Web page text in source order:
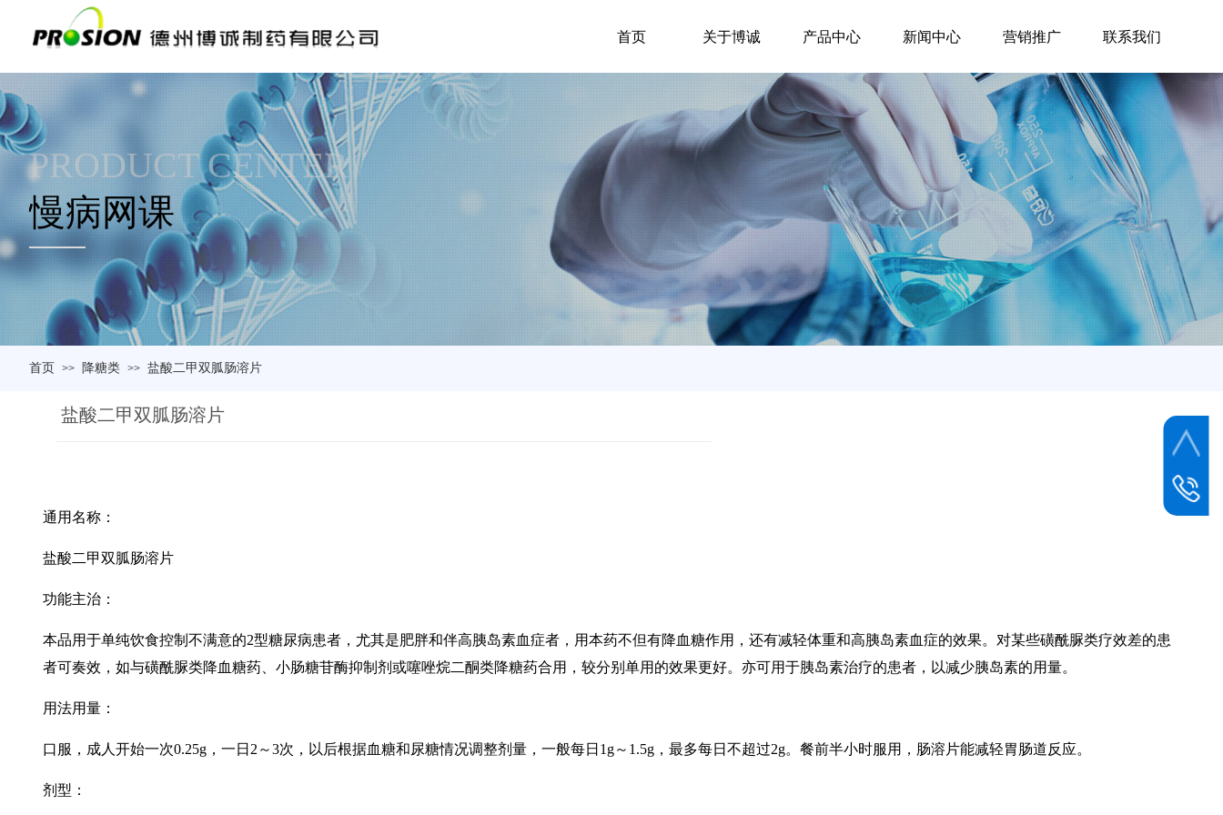
PRODUCT CENTER
慢病网课
首页 >> 降糖类 >> 盐酸二甲双胍肠溶片
盐酸二甲双胍肠溶片
通用名称：
盐酸二甲双胍肠溶片
功能主治：
本品用于单纯饮食控制不满意的2型糖尿病患者，尤其是肥胖和伴高胰岛素血症者，用本药不但有降血糖作用，还有减轻体重和高胰岛素血症的效果。对某些磺酰脲类疗效差的患
者可奏效，如与磺酰脲类降血糖药、小肠糖苷酶抑制剂或噻唑烷二酮类降糖药合用，较分别单用的效果更好。亦可用于胰岛素治疗的患者，以减少胰岛素的用量。
用法用量：
口服，成人开始一次0.25g，一日2～3次，以后根据血糖和尿糖情况调整剂量，一般每日1g～1.5g，最多每日不超过2g。餐前半小时服用，肠溶片能减轻胃肠道反应。
剂型：
首页 关于博诚 产品中心 新闻中心 营销推广 联系我们
联系电话
400-